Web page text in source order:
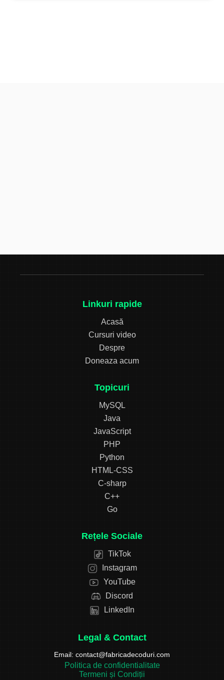
Linkuri rapide
Acasă
Cursuri video
Despre
Doneaza acum
Topicuri
MySQL
Java
JavaScript
PHP
Python
HTML-CSS
C-sharp
C++
Go
Rețele Sociale
TikTok
Instagram
YouTube
Discord
LinkedIn
Legal & Contact
Email: contact@fabricadecoduri.com
Politica de confidentialitate
Termeni și Condiții